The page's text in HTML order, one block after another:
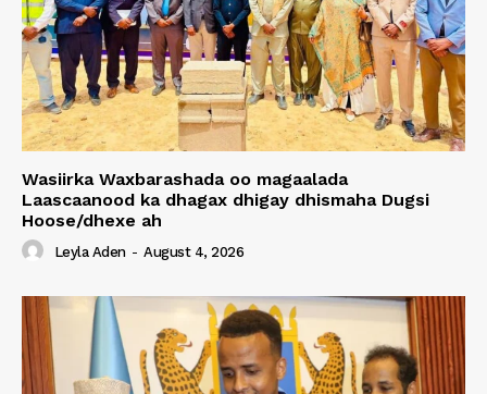
Wasiirka Waxbarashada oo magaalada
Laascaanood ka dhagax dhigay dhismaha Dugsi
Hoose/dhexe ah
Leyla Aden - August 4, 2026